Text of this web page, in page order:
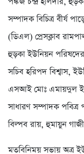
সম্পাদক বিচিত্র বীর্য
(ডিএল) প্রেসক্লাব
হুড়কা ইউনিয়ন
সচিব হরিপদ বিশ্বাস,
এসআই মোঃ এমায়দুল
সাধারণ সম্পাদক পবিত্র
বিল্পব রায়, হুমায়ুন
মতবিনিময় সভায় অত্র